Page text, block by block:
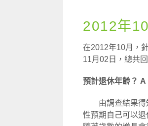
2012年
在2012年10月，
11月02日，總共
預計退休年齡？ A
由調查結果得知
性預期自己可以